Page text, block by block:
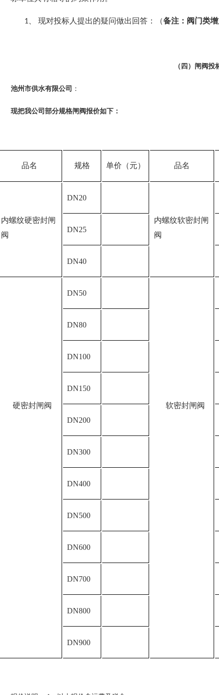
1、 现对投标人提出的疑问做出回答：（备注：阀门类
（四）闸阀投
池州市供水有限公司 ：
现把我公司部分规格闸阀报价如下：
品名 规格 单价（元） 品名
内螺纹硬密封闸
阀
DN20
内螺纹软密封闸
阀
DN25
DN40
硬密封闸阀
DN50
软密封闸阀
DN80
DN100
DN150
DN200
DN300
DN400
DN500
DN600
DN700
DN800
DN900